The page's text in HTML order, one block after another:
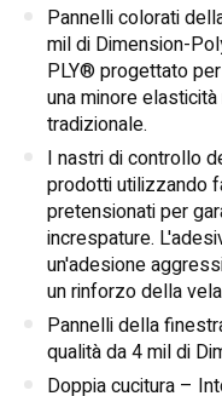
Pannelli colorati
mil di Dimension-
PLY® progettato
una minore
tradizionale.
I nastri di controllo
prodotti utilizzando
pretensionati per
increspature.
un'adesione
un rinforzo della
Pannelli della
qualità da 4 mil di
Doppia cucitura –